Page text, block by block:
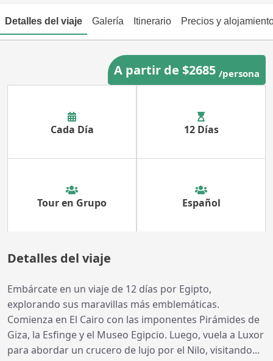
Detalles del viaje Galería Itinerario Precios y
A partir de $2685 /persona
Cada Día 12 Días
Tour en Grupo Español
Detalles del viaje
Embárcate en un viaje de 12 días por Egipto,
explorando sus maravillas más emblemáticas.
Comienza en El Cairo con las imponentes Pirámides de
Giza, la Esfinge y el Museo Egipcio. Luego, vuela a Luxor
para abordar un crucero de lujo por el Nilo, visitando...